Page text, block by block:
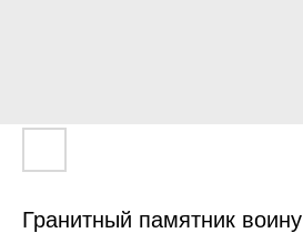
Гранитный памятник воину